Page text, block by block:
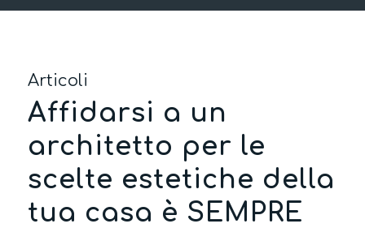
Articoli
Affidarsi a un
architetto per le
scelte estetiche della
tua casa è SEMPRE